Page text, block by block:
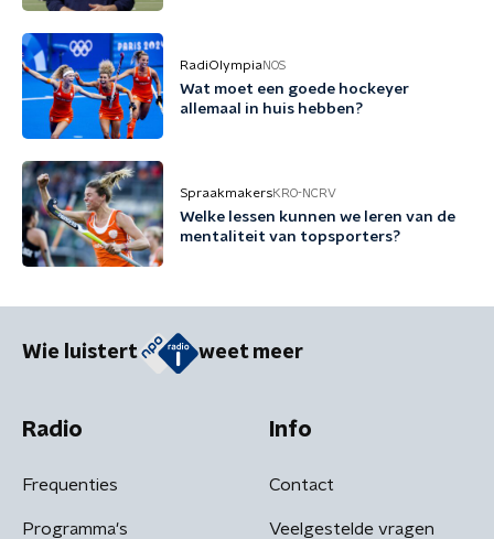
RadiOlympia NOS
Wat moet een goede hockeyer
allemaal in huis hebben?
SpraakmakersKRO-NCRV
Welke lessen kunnen we leren van de
mentaliteit van topsporters?
Wie luistert weet meer
Radio
Frequenties
Programma's
Info
Contact
Veelgestelde vragen